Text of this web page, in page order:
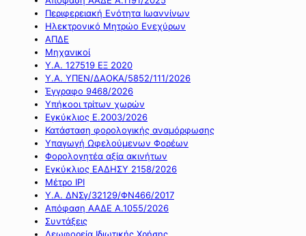
Περιφερειακή Ενότητα Ιωαννίνων
Ηλεκτρονικό Μητρώο Ενεχύρων
ΑΠΔΕ
Μηχανικοί
Υ.Α. 127519 ΕΞ 2020
Υ.Α. ΥΠΕΝ/ΔΑΟΚΑ/5852/111/2026
Έγγραφο 9468/2026
Υπήκοοι τρίτων χωρών
Εγκύκλιος Ε.2003/2026
Κατάσταση φορολογικής αναμόρφωσης
Υπαγωγή Ωφελούμενων Φορέων
Φορολογητέα αξία ακινήτων
Εγκύκλιος ΕΑΔΗΣΥ 2158/2026
Μέτρο IPI
Υ.Α. ΔΝΣγ/32129/ΦΝ466/2017
Απόφαση ΑΑΔΕ Α.1055/2026
Συντάξεις